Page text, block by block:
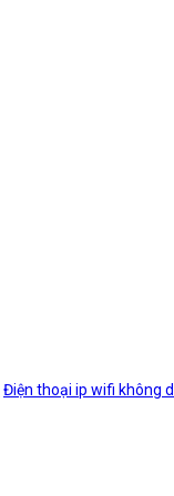
Điện thoại ip wifi không